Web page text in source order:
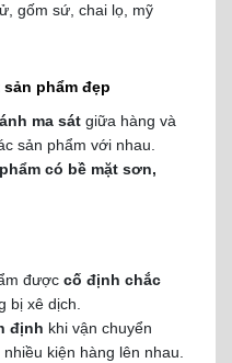
gốm sứ, chai lọ, mỹ
phẩm đẹp
ma sát giữa hàng và
sản phẩm với nhau.
có bề mặt sơn,
được cố định chắc
bị xê dịch.
định khi vận chuyển
kiện hàng lên nhau.